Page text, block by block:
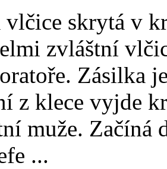
skrytá v
zvláštní
Zásilka
z klece vyjde
muže. Začíná
...